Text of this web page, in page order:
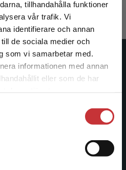
tillhandahålla funktioner
vår trafik. Vi
identifierare och annan
de sociala medier och
som vi samarbetar med.
informationen med annan
eller som de har
besöker
en enhet utanför Sverige.
utanför Sverige. För
måste
kr
digitala
finns Studentlitteratur med